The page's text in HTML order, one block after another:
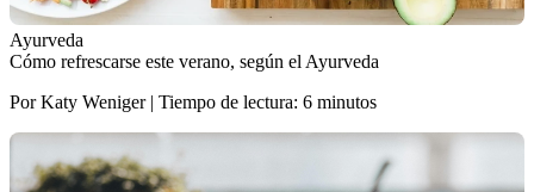
Ayurveda
Cómo refrescarse este verano, según el Ayurveda
Por Katy Weniger | Tiempo de lectura: 6 minutos